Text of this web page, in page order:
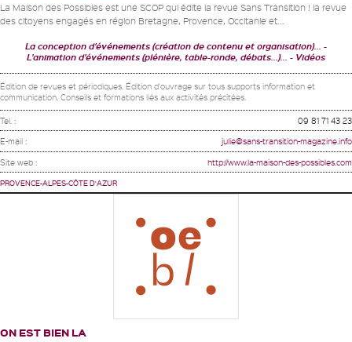
La Maison des Possibles est une SCOP qui édite la revue Sans Transition ! la revue
des citoyens engagés en région Bretagne, Provence, Occitanie et...
La conception d'événements (création de contenu et organisation)...
L'animation d'événements (plénière, table-ronde, débats...)...
Vidéos
Édition de revues et périodiques. Édition d'ouvrage sur tous supports information et
communication. Conseils et formations liés aux activités précitées.
Tel. : 09 81 71 43 23
E-mail : julie@sans-transition-magazine.info
Site web : http://www.la-maison-des-possibles.com
PROVENCE-ALPES-CÔTE D'AZUR
ON EST BIEN LA